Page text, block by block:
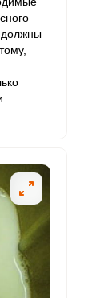
13.1
4.8
должны